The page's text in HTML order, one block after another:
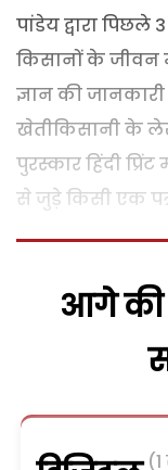
पांडेय द्वारा
किसानों के
ज्ञान की
खेतीकिसानी के
पुरस्कार हिंदी
से जुड़े किसी एक
आगे की